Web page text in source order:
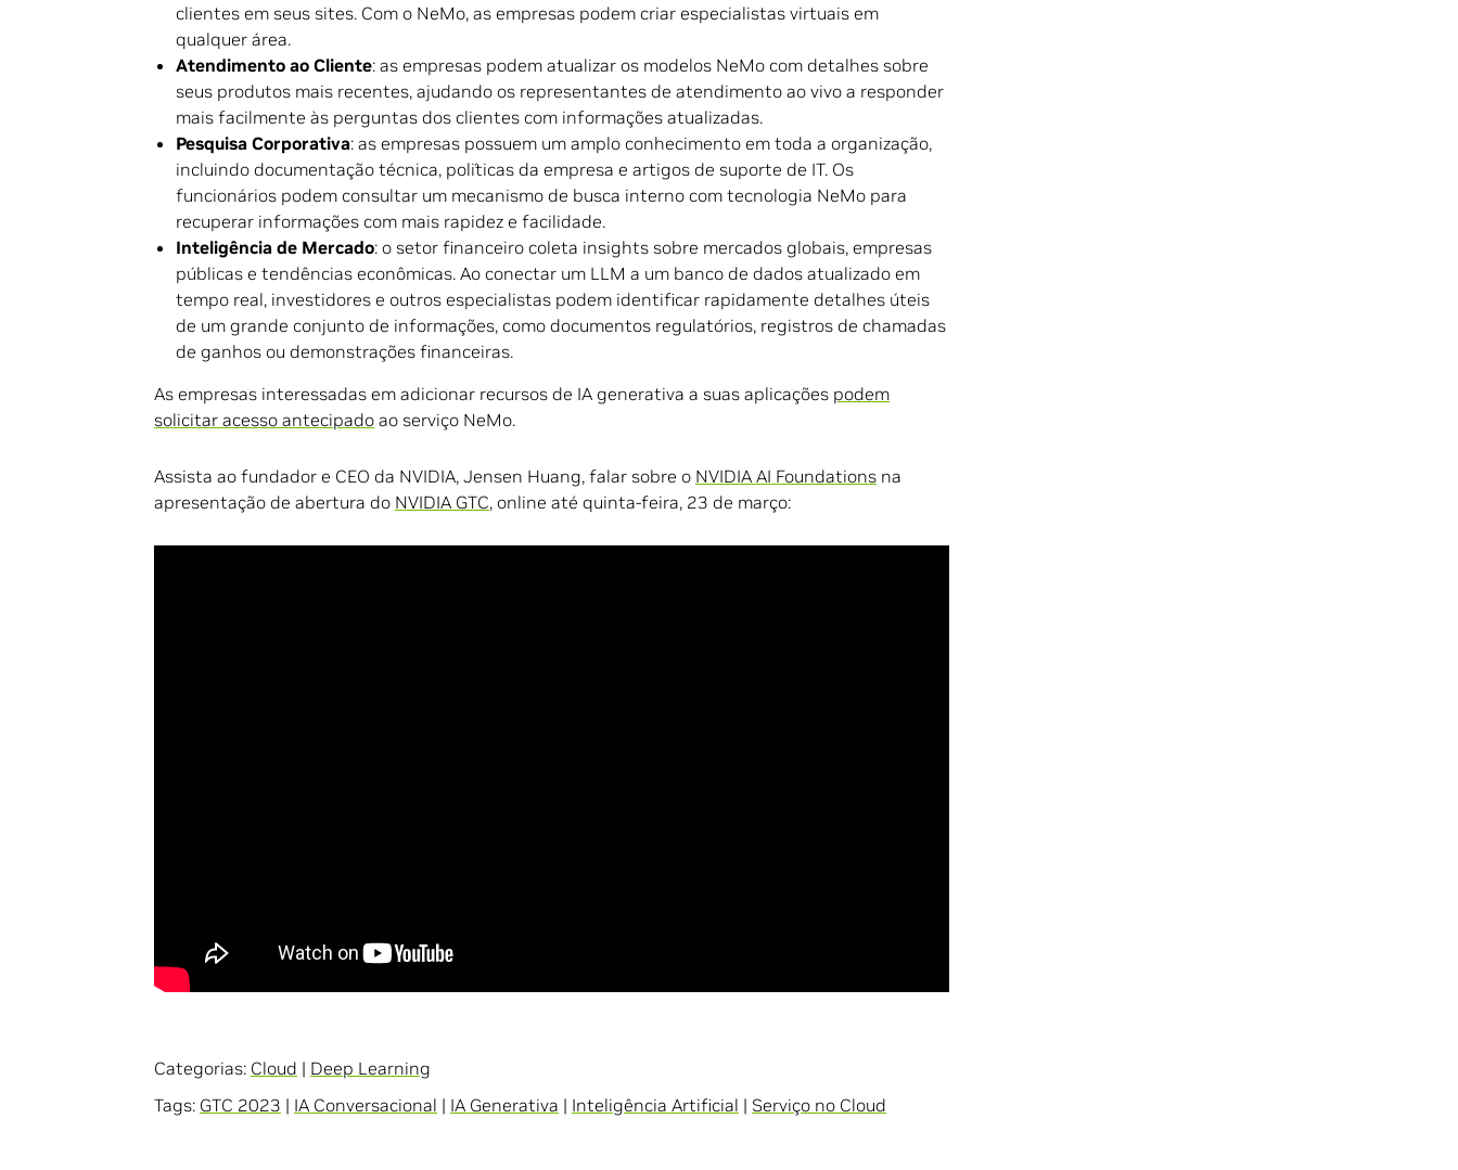
clientes em seus sites. Com o NeMo, as empresas podem criar especialistas virtuais em
qualquer área.
Atendimento ao Cliente: as empresas podem atualizar os modelos NeMo com detalhes sobre
seus produtos mais recentes, ajudando os representantes de atendimento ao vivo a responder
mais facilmente às perguntas dos clientes com informações atualizadas.
Pesquisa Corporativa: as empresas possuem um amplo conhecimento em toda a organização,
incluindo documentação técnica, políticas da empresa e artigos de suporte de IT. Os
funcionários podem consultar um mecanismo de busca interno com tecnologia NeMo para
recuperar informações com mais rapidez e facilidade.
Inteligência de Mercado: o setor financeiro coleta insights sobre mercados globais, empresas
públicas e tendências econômicas. Ao conectar um LLM a um banco de dados atualizado em
tempo real, investidores e outros especialistas podem identificar rapidamente detalhes úteis
de um grande conjunto de informações, como documentos regulatórios, registros de chamadas
de ganhos ou demonstrações financeiras.
As empresas interessadas em adicionar recursos de IA generativa a suas aplicações podem
solicitar acesso antecipado ao serviço NeMo.
Assista ao fundador e CEO da NVIDIA, Jensen Huang, falar sobre o NVIDIA AI Foundations na
apresentação de abertura do NVIDIA GTC, online até quinta-feira, 23 de março:
Categorias: Cloud | Deep Learning
Tags: GTC 2023 | IA Conversacional | IA Generativa | Inteligência Artificial | Serviço no Cloud